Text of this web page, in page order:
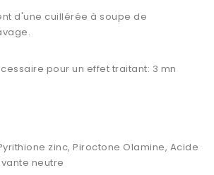
d'une cuillérée à soupe de
pour un effet traitant: 3 mn
zinc, Piroctone Olamine, Acide
neutre